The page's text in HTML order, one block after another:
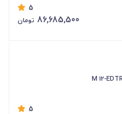
5
86,685,500 تومان
5